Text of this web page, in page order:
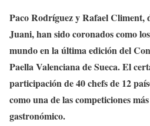
Paco Rodríguez y Rafael Climent,
Juani, han sido coronados como
mundo en la última edición del
Paella Valenciana de Sueca. El
participación de 40 chefs de 12
como una de las competiciones
gastronómico.